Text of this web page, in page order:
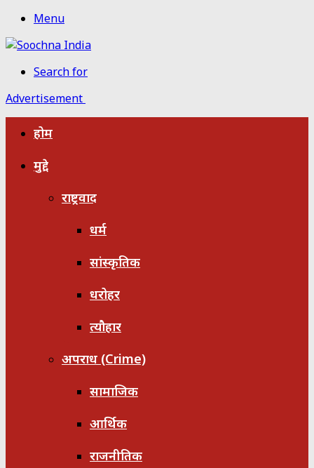
Menu
Search for
Advertisement
होम
मुद्दे
राष्ट्रवाद
धर्म
सांस्कृतिक
धरोहर
त्यौहार
अपराध (Crime)
सामाजिक
आर्थिक
राजनीतिक